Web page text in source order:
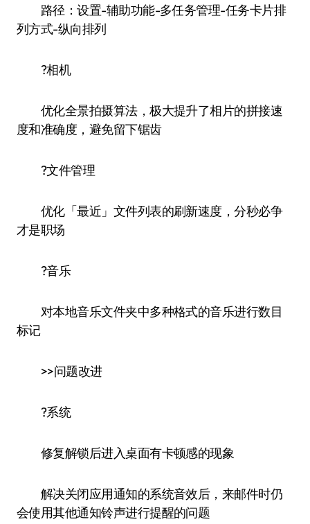
路径：设置-辅助功能-多任务管理-任务卡片排
列方式-纵向排列
?相机
优化全景拍摄算法，极大提升了相片的拼接速
度和准确度，避免留下锯齿
?文件管理
优化「最近」文件列表的刷新速度，分秒必争
才是职场
?音乐
对本地音乐文件夹中多种格式的音乐进行数目
标记
>>问题改进
?系统
修复解锁后进入桌面有卡顿感的现象
解决关闭应用通知的系统音效后，来邮件时仍
会使用其他通知铃声进行提醒的问题